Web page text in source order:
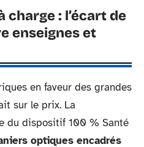
charge : l’écart de
enseignes et
en faveur des grandes
sur le prix. La
du dispositif 100 % Santé
optiques encadrés